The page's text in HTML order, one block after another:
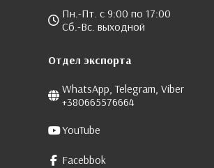
Пн.-Пт. с 9:00 по 17:00
Сб.-Вс. выходной
Отдел экспорта
WhatsApp, Telegram, Viber
+380665576664
YouTube
Facebbok